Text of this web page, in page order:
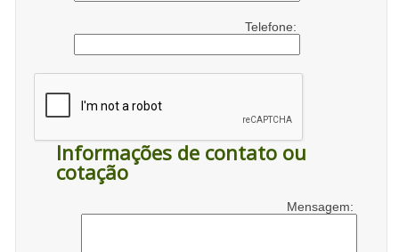
Telefone:
Informações de contato ou
cotação
Mensagem: